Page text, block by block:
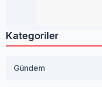
Kategoriler
Gündem